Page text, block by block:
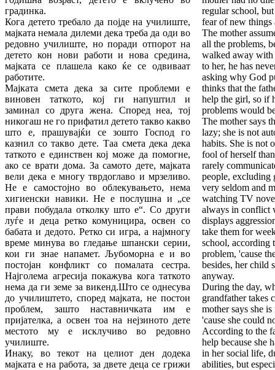
градинка.
Кога детето требало да појде на училиште,
мајката немала дилеми дека треба да оди во
редовно училиште, но поради отпорот на
детето кон нови работи и нова средина,
мајката се плашела како ќе се одвиваат
работите.
Мајката смета дека за сите проблеми е
виновен таткото, кој ги напуштил и
заминал со друга жена. Според неа, тој
никогаш не го прифатил детето такво какво
што е, прашувајќи се зошто Господ го
казнил со такво дете. Таа смета дека дека
таткото е единствен кој може да помогне,
ако се врати дома. За самото дете, мајката
вели дека е многу тврдоглаво и мрзеливо.
Не е самостојно во облекувањето, нема
хигиенски навики. Не е послушна и „се
прави побудала отколку што е“. Со други
луѓе и деца ретко комуницира, освен со
бабата и дедото. Ретко си игра, а најмногу
време минува во гледање шпански серии,
кои ги знае напамет. Љубоморна е и во
постојан конфликт со помалата сестра.
Најголема агресија покажува кога таткото
нема да ги земе за викенд.Што се однесува
до училиштето, според мајката, не постои
проблем, зашто наставничката им е
пријателка, а освен тоа на нејзиното дете
местото му е исклучиво во редовно
училиште.
Инаку, во текот на целиот ден додека
мајката е на работа, за двете деца се грижи
regular school,
fear of new things
The mother
all the problems,
walked away
to her, he has
asking why God
thinks that the
help the girl, so if
problems would
The mother says
lazy; she is not
habits. She is not
fool of herself
rarely
people, excluding
very seldom and
watching TV
always in conflict
displays
take them for
school, according
problem, 'cause
besides, her child
anyway.
During the day,
grandfather takes
mother says she
'cause she could
According to the
help because she
in her social life,
abilities, but